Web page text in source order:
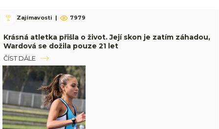
Zajímavosti | 7979
Krásná atletka přišla o život. Její skon je zatím záhadou,
Wardová se dožila pouze 21 let
ČÍST DÁLE